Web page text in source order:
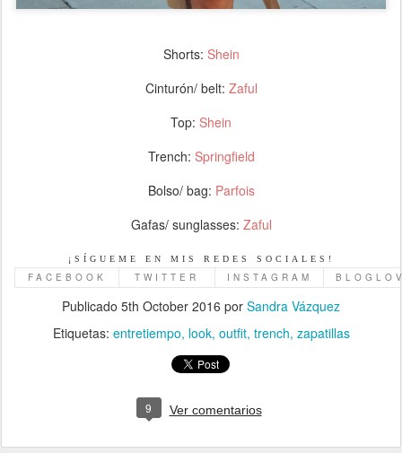
Shorts: Shein
Cinturón/ belt: Zaful
Top: Shein
Trench: Springfield
Bolso/ bag: Parfois
Gafas/ sunglasses: Zaful
¡SÍGUEME EN MIS REDES SOCIALES!
FACEBOOK TWITTER INSTAGRAM
Publicado 5th October 2016 por Sandra Vázquez
Etiquetas: entretiempo look outfit trench zapatillas
9 Ver comentarios